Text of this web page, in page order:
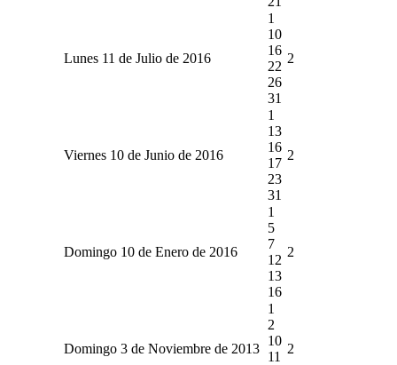
Lunes 11 de Julio de 2016
1
10
16
22
26
31
2
Viernes 10 de Junio de 2016
1
13
16
17
23
31
2
Domingo 10 de Enero de 2016
1
5
7
12
13
16
2
Domingo 3 de Noviembre de 2013
1
2
10
11
2